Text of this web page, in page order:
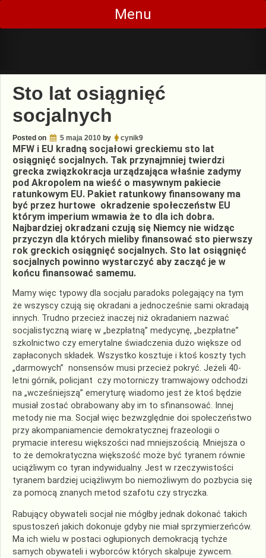
Skip
content
Menu
Sto lat osiągnięć
socjalnych
Posted on 5 maja 2010 by cynik9
MFW i EU kradną socjałowi greckiemu sto lat
osiągnięć socjalnych. Tak przynajmniej twierdzi
grecka związkokracja urządzająca właśnie zadymy
pod Akropolem na wieść o masywnym pakiecie
ratunkowym EU. Pakiet ratunkowy finansowany ma
być przez hurtowe okradzenie społeczeństw EU
którym imperium wmawia że to dla ich dobra.
Najbardziej okradzani czują się Niemcy nie widząc
przyczyn dla których mieliby finansować sto pierwszy
rok greckich osiągnięć socjalnych. Sto lat osiągnięć
socjalnych powinno wystarczyć aby zacząć je w
końcu finansować samemu.
Mamy więc typowy dla socjału paradoks polegający na tym
że wszyscy czują się okradani a jednocześnie sami okradają
innych. Trudno przecież inaczej niż okradaniem nazwać
socjalistyczną wiarę w „bezpłatną” medycynę, „bezpłatne”
szkolnictwo czy emerytalne świadczenia dużo większe od
zapłaconych składek. Wszystko kosztuje i ktoś koszty tych
„darmowych” nonsensów musi przecież pokryć. Jeżeli 40-
letni górnik, policjant czy motorniczy tramwajowy odchodzi
na „wcześniejszą” emeryturę wiadomo jest że ktoś będzie
musiał zostać obrabowany aby im to sfinansować. Innej
metody nie ma. Socjał więc bezwzględnie doi społeczeństwo
przy akompaniamencie demokratycznej frazeologii o
prymacie interesu większości nad mniejszością. Mniejsza o
to że demokratyczna większość może być tyranem równie
uciążliwym co tyran indywidualny. Jest w rzeczywistości
tyranem bardziej uciążliwym bo niemożliwym do pozbycia się
za pomocą znanych metod szafotu czy stryczka.
Rabujący obywateli socjał nie mógłby jednak dokonać takich
spustoszeń jakich dokonuje gdyby nie miał sprzymierzeńców.
Ma ich wielu w postaci ogłupionych demokracją tychże
samych obywateli i wyborców których skalpuje żywcem.